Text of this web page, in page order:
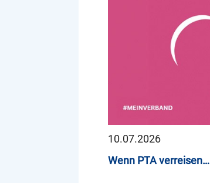
10.07.2026
Wenn PTA verreisen…